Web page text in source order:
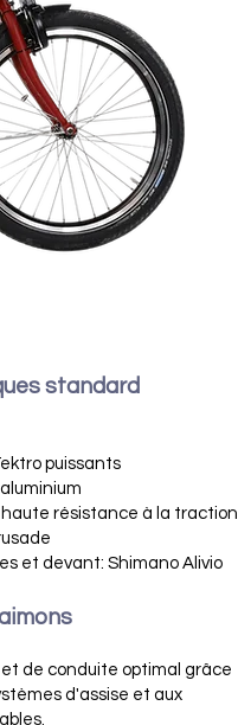
standard
puissants
haute résistance à la traction
et devant: Shimano Alivio
de conduite optimal grâce
d'assise et aux